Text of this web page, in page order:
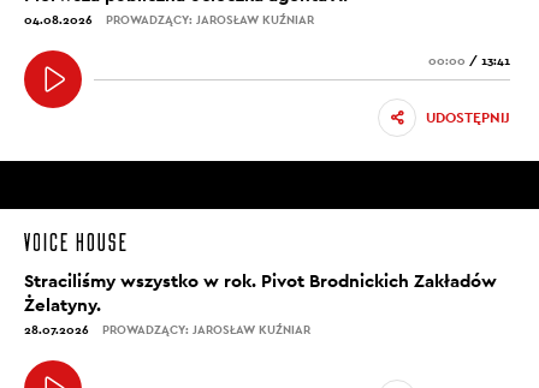
04.08.2026 PROWADZĄCY: JAROSŁAW KUŹNIAR
00:00 / 13:41
UDOSTĘPNIJ
Straciliśmy wszystko w rok. Pivot Brodnickich Zakładów
Żelatyny.
28.07.2026 PROWADZĄCY: JAROSŁAW KUŹNIAR